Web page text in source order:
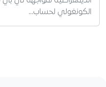
الكونغولي لحساب…